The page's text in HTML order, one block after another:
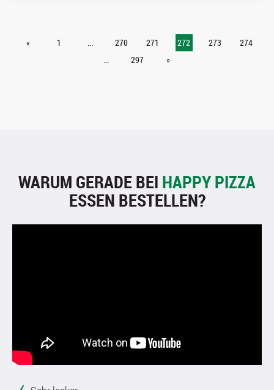
« 1 ... 270 271 272 273
274
...
297 »
WARUM GERADE BEI HAPPY PIZZA
ESSEN BESTELLEN?